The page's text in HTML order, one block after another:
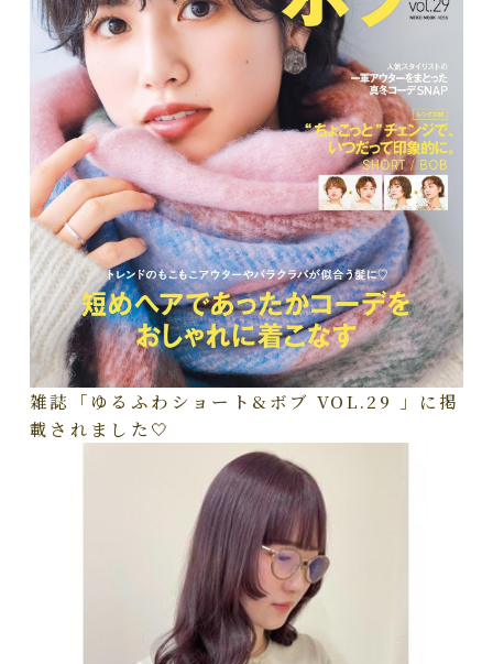
雑誌「ゆるふわショート&ボブ VOL.29 」に掲
載されました🤍